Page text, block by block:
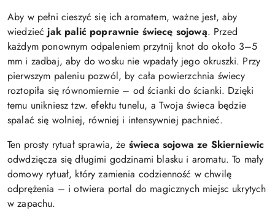
Aby w pełni cieszyć się ich aromatem, ważne jest, aby
wiedziećjak palić poprawnie świecę sojową. Przed
każdym ponownym odpaleniem przytnij knot do około 3–5
mm i zadbaj, aby do wosku nie wpadały jego okruszki. Przy
pierwszym paleniu pozwól, by cała powierzchnia świecy
roztopiła się równomiernie – od ścianki do ścianki. Dzięki
temu unikniesz tzw. efektu tunelu, a Twoja świeca będzie
spalać się wolniej, równiej i intensywniej pachnieć.
Ten prosty rytuał sprawia, że świeca sojowa ze Skierniewic
odwdzięcza się długimi godzinami blasku i aromatu. To mały
domowy rytuał, który zamienia codzienność w chwilę
odprężenia – i otwiera portal do magicznych miejsc ukrytych
w zapachu.